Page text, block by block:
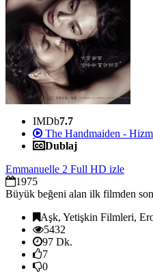
IMDb7.7
The Handmaiden -
Dublaj
Emmanuelle 2 Full HD izle
1975
Büyük beğeni alan ilk filmden
Aşk, Yetişkin Filmleri,
5432
97 Dk.
7
0